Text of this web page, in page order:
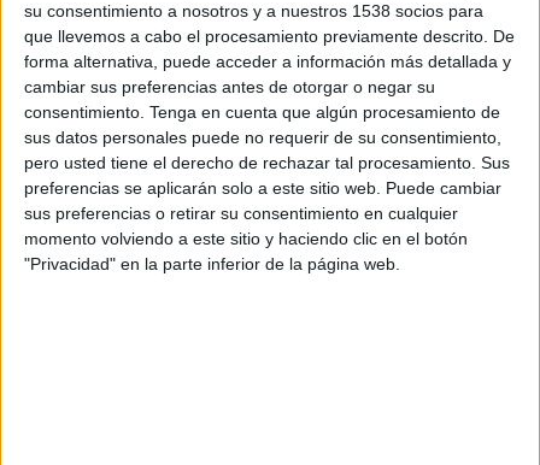
su consentimiento a nosotros y a nuestros 1538 socios para
que llevemos a cabo el procesamiento previamente descrito. De
forma alternativa, puede acceder a información más detallada y
cambiar sus preferencias antes de otorgar o negar su
consentimiento. Tenga en cuenta que algún procesamiento de
sus datos personales puede no requerir de su consentimiento,
pero usted tiene el derecho de rechazar tal procesamiento. Sus
preferencias se aplicarán solo a este sitio web. Puede cambiar
sus preferencias o retirar su consentimiento en cualquier
momento volviendo a este sitio y haciendo clic en el botón
"Privacidad" en la parte inferior de la página web.
Agencia: Sra. Rushmore
Anunciante: Mahou San Miguel
Producto: Cerveza
Marca: Mixta
Sector: Bebidas
Contacto del cliente: Eloísa Ochoa de Zabalegui, Angélica Hernández y María
Muñoz Belmonte
Director general creativo: César García